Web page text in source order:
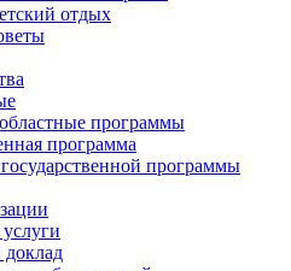
отдых
программы
программа
программы
доклад